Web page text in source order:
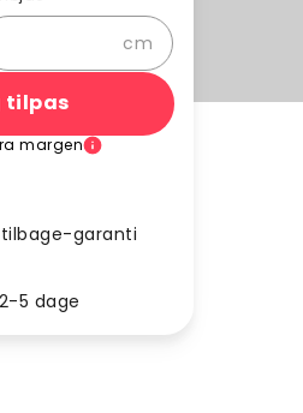
cm
tilpas
margen
garanti
5 dage